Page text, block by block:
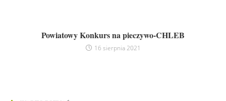
Powiatowy Konkurs na pieczywo-CHLEB
16 sierpnia 2021